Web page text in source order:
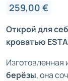
259,00 €
Открой для
кроватью
Изготовленная
берёзы, она